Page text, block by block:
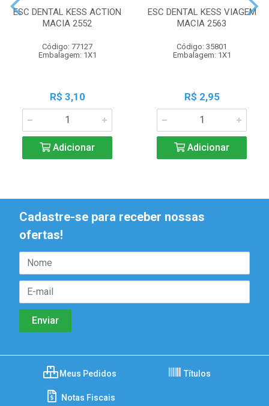
ESC DENTAL KESS ACTION
MACIA 2552
Código: 77127
Embalagem: 1X1
R$ 3,10
Adicionar
ESC DENTAL KESS VIAGEM
MACIA 2563
Código: 35801
Embalagem: 1X1
R$ 2,95
Adicionar
Cadastre-se para receber nossas
ofertas!
Meus Pedidos Títulos
Notas Fiscais